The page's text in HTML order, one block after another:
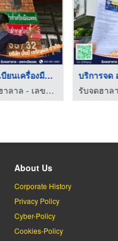
จดทะเบียนเครื่องมือแ ...
รับจดฮาลาล - เลขทะเบียนอย. - MMC
About Us
Corporate History
Privacy Policy
Cyber-Policy
Cookies-Policy